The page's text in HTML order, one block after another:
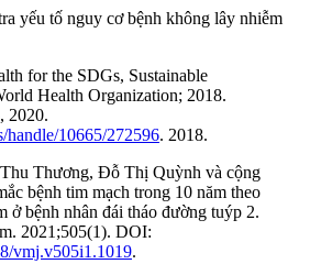
yếu tố nguy cơ bệnh không lây nhiễm
for the SDGs, Sustainable
Health Organization; 2018.
2020.
handle/10665/272596. 2018.
Thương, Đỗ Thị Quỳnh và cộng
bệnh tim mạch trong 10 năm theo
ở bệnh nhân đái tháo đường tuýp 2.
2021;505(1). DOI:
vmj.v505i1.1019.